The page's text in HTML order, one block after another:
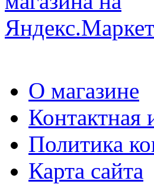
О магазине
Политика
Карта сайта